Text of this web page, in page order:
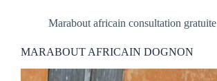
Marabout africain consultation gratuite
MARABOUT AFRICAIN DOGNON